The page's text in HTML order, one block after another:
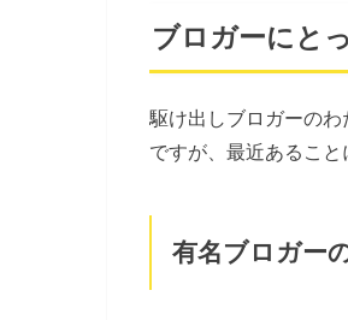
ブロガーにと
駆け出しブロガーの
ですが、最近あること
有名ブロガー